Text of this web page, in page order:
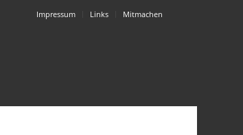
Impressum Links Mitmachen